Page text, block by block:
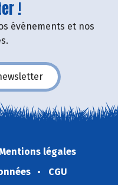
!
événements et nos
légales
CGU